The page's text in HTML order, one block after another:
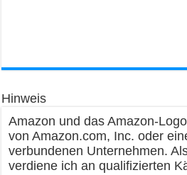
Hinweis
Amazon und das Amazon-
von Amazon.com, Inc. oder
verbundenen Unternehmen.
verdiene ich an qualifizierten